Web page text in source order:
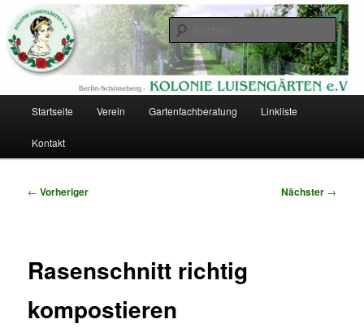
primären
Inhalt
springenKolonie Luisengärten
Eine Kolonie im Berliner Südgelände
Startseite Verein Gartenfachberatung Linkliste
Kontakt
Beitragsnavigation
← Vorheriger Nächster →
Rasenschnitt richtig
kompostieren